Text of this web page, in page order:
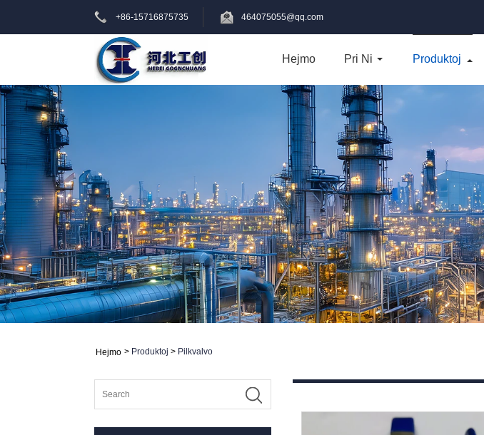
+86-15716875735 464075055@qq.com
Hejmo Pri Ni Produktoj
Hejmo > Produktoj > Pilkvalvo